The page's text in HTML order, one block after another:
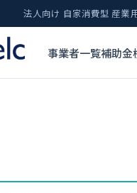
法人向け 自家消費型 産業
事業者一覧補助金